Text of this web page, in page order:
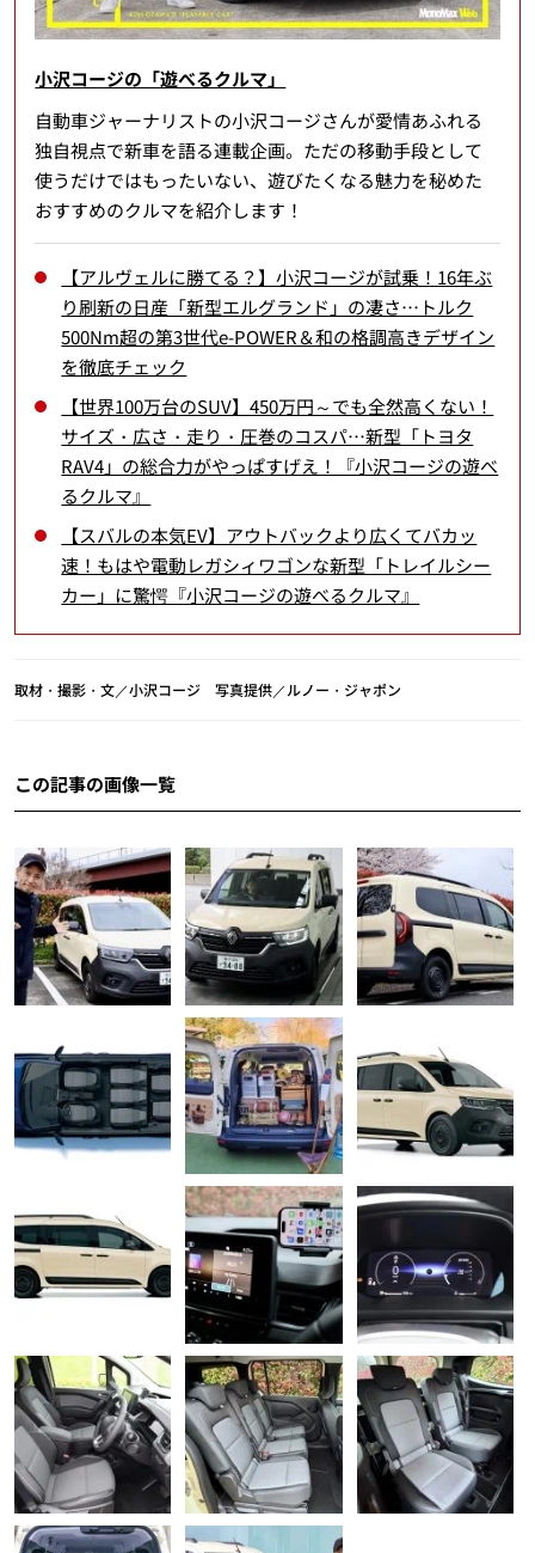
小沢コージの「遊べるクルマ」
自動車ジャーナリストの小沢コージさんが愛情あふれる
独自視点で新車を語る連載企画。ただの移動手段として
使うだけではもったいない、遊びたくなる魅力を秘めた
おすすめのクルマを紹介します！
【アルヴェルに勝てる？】小沢コージが試乗！16年ぶ
り刷新の日産「新型エルグランド」の凄さ…トルク
500Nm超の第3世代e-POWER＆和の格調高きデザイン
を徹底チェック
【世界100万台のSUV】450万円～でも全然高くない！
サイズ・広さ・走り・圧巻のコスパ…新型「トヨタ
RAV4」の総合力がやっぱすげえ！『小沢コージの遊べ
るクルマ』
【スバルの本気EV】アウトバックより広くてバカッ
速！もはや電動レガシィワゴンな新型「トレイルシー
カー」に驚愕『小沢コージの遊べるクルマ』
取材・撮影・文／小沢コージ 写真提供／ルノー・ジャポン
この記事の画像一覧